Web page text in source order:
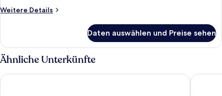
Weitere Details
Weitere
Zimmer,
2 Doppelbetten,
Stadtblick
Daten auswählen und Preise sehen
Ähnliche Unterkünfte
Hotel Birks Montreal Hotel